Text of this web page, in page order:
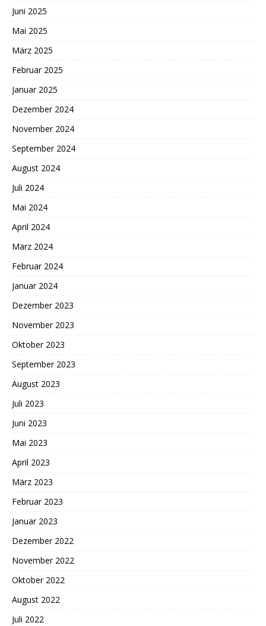
Juni 2025
Mai 2025
März 2025
Februar 2025
Januar 2025
Dezember 2024
November 2024
September 2024
August 2024
Juli 2024
Mai 2024
April 2024
März 2024
Februar 2024
Januar 2024
Dezember 2023
November 2023
Oktober 2023
September 2023
August 2023
Juli 2023
Juni 2023
Mai 2023
April 2023
März 2023
Februar 2023
Januar 2023
Dezember 2022
November 2022
Oktober 2022
August 2022
Juli 2022